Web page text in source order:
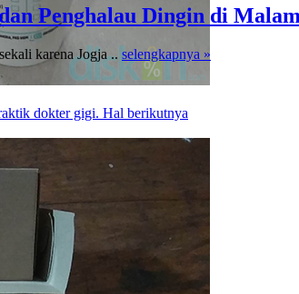
dokter gigi. Hal berikutnya
Penghalau Dingin di
karena Jogja .. selengkapnya »